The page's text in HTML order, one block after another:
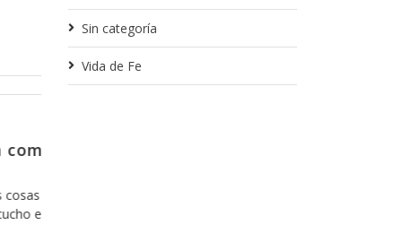
el
mas que
los
Sin categoría
Vida de Fe